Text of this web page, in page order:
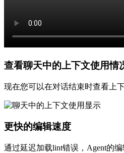
查看聊天中的上下文使用情
现在您可以在对话结束时查看上
更快的编辑速度
通过延迟加载lint错误，Agent的